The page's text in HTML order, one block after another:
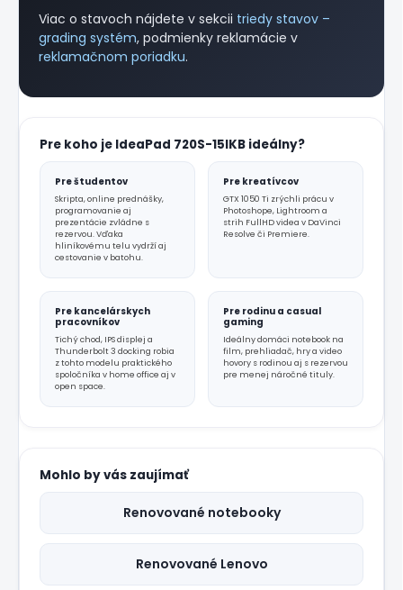
Viac o stavoch nájdete v sekcii triedy stavov –
grading systém, podmienky reklamácie v
reklamačnom poriadku.
Pre koho je IdeaPad 720S-15IKB ideálny?
Pre študentov
Skripta, online prednášky,
programovanie aj
prezentácie zvládne s
rezervou. Vďaka
hliníkovému telu vydrží aj
cestovanie v batohu.
Pre kreatívcov
GTX 1050 Ti zrýchli prácu v
Photoshope, Lightroom a
strih FullHD videa v DaVinci
Resolve či Premiere.
Pre kancelárskych
pracovníkov
Tichý chod, IPS displej a
Thunderbolt 3 docking robia
z tohto modelu praktického
spoločníka v home office aj v
open space.
Pre rodinu a casual
gaming
Ideálny domáci notebook na
film, prehliadač, hry a video
hovory s rodinou aj s rezervou
pre menej náročné tituly.
Mohlo by vás zaujímať
Renovované notebooky
Renovované Lenovo